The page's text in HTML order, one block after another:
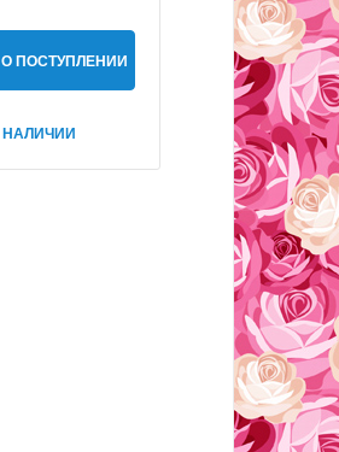
ПОСТУПЛЕНИИ
НАЛИЧИИ